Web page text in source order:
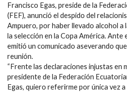
Francisco Egas, preside de la
(FEF), anunció el despido del
Ampuero, por haber llevado alcohol a
la selección en la Copa América.
emitió un comunicado aseverando
reunión.
“Frente las declaraciones injustas en
presidente de la Federación
Egas, quiero referirme por única vez